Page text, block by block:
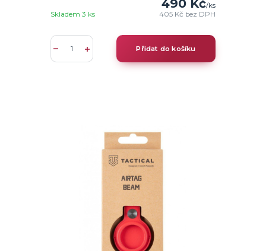
490 Kč/ks
405 Kč bez DPH
Skladem 3 ks
Přidat do košíku